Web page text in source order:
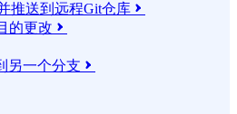
推送到远程Git仓库 
的更改 
另一个分支 